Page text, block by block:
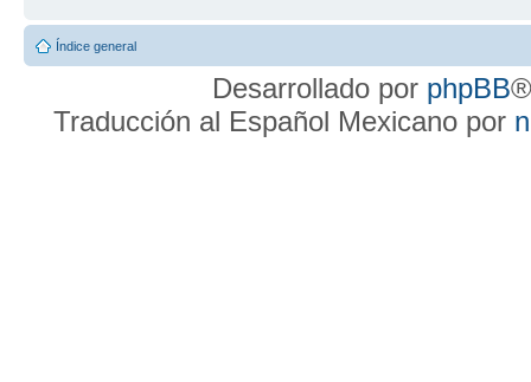
Índice general
Desarrollado por phpBB
Traducción al Español Mexicano por